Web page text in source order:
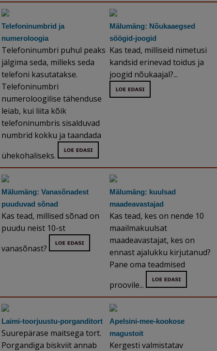
Telefoninumbrid ja
numeroloogia
Telefoninumbri puhul peaks
jälgima seda, milleks seda
telefoni kasutatakse.
Telefoninumbri
numeroloogilise tähenduse
leiab, kui liita kõik
telefoninumbris sisalduvad
numbrid kokku ja taandada
ühekohaliseks.
Mälumäng: Nõukaaegsed
söögid-joogid
Kas tead, milliseid nimetusi
kandsid erinevad toidus ja
joogid nõukaajal?...
Mälumäng: Vanasõnadest
puuduvad sõnad
Kas tead, millised sõnad on
puudu neist 10-st
vanasõnast?
Mälumäng: kuulsad
maadeavastajad
Kas tead, kes on nende 10
maailmakuulsat
maadeavastajat, kes on
ennast ajalukku kirjutanud?
Pane oma teadmised
proovile...
Laimi-toorjuustu-porganditort
Suurepärase maitsega tort.
Porgandiga biskviit annab
Apelsini-mee-kookose
magustoit
Kergesti valmistatav